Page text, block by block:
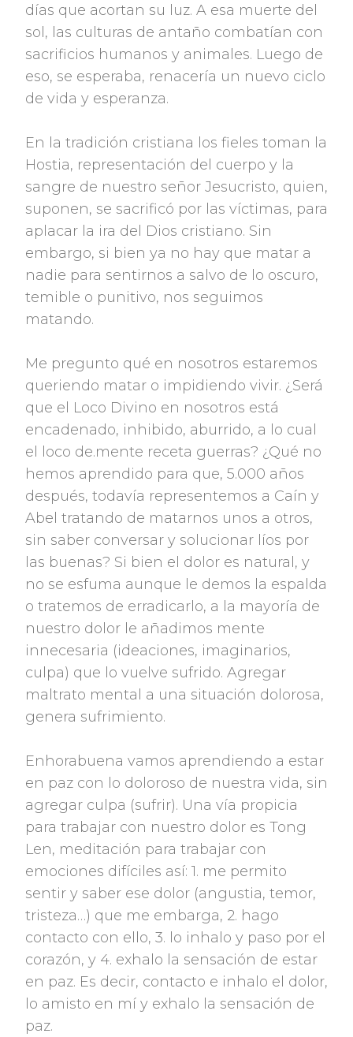
días que acortan su luz. A esa muerte del
sol, las culturas de antaño combatían con
sacrificios humanos y animales. Luego de
eso, se esperaba, renacería un nuevo ciclo
de vida y esperanza.
En la tradición cristiana los fieles toman la
Hostia, representación del cuerpo y la
sangre de nuestro señor Jesucristo, quien,
suponen, se sacrificó por las víctimas, para
aplacar la ira del Dios cristiano. Sin
embargo, si bien ya no hay que matar a
nadie para sentirnos a salvo de lo oscuro,
temible o punitivo, nos seguimos
matando.
Me pregunto qué en nosotros estaremos
queriendo matar o impidiendo vivir. ¿Será
que el Loco Divino en nosotros está
encadenado, inhibido, aburrido, a lo cual
el loco de.mente receta guerras? ¿Qué no
hemos aprendido para que, 5.000 años
después, todavía representemos a Caín y
Abel tratando de matarnos unos a otros,
sin saber conversar y solucionar líos por
las buenas? Si bien el dolor es natural, y
no se esfuma aunque le demos la espalda
o tratemos de erradicarlo, a la mayoría de
nuestro dolor le añadimos mente
innecesaria (ideaciones, imaginarios,
culpa) que lo vuelve sufrido. Agregar
maltrato mental a una situación dolorosa,
genera sufrimiento.
Enhorabuena vamos aprendiendo a estar
en paz con lo doloroso de nuestra vida, sin
agregar culpa (sufrir). Una vía propicia
para trabajar con nuestro dolor es Tong
Len, meditación para trabajar con
emociones difíciles así: 1. me permito
sentir y saber ese dolor (angustia, temor,
tristeza…) que me embarga, 2. hago
contacto con ello, 3. lo inhalo y paso por el
corazón, y 4. exhalo la sensación de estar
en paz. Es decir, contacto e inhalo el dolor,
lo amisto en mí y exhalo la sensación de
paz.